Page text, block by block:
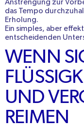
Anstrengung zur
das Tempo
Erholung.
Ein simples, aber
entscheidenden
WENN
UND
REIMEN